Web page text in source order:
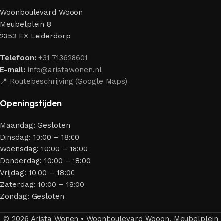
Ons assortiment bestaat uit producten van betrouwbare
merken die al jarenlang hun vakmanschap en eerlijkheid
bewijzen. Al onze leveranciers garanderen meubels van
aantrekkelijk design en optimale veiligheid — zodat je
jarenlang kunt genieten van jouw interieur.
Woonboulevard Wooon
Meubelplein 8
2353 EX Leiderdorp
Telefoon: +31 713628601
E-mail: info@aristawonen.nl
📍 Routebeschrijving (Google Maps)
Openingstijden
Maandag: Gesloten
Dinsdag: 10:00 – 18:00
Woensdag: 10:00 – 18:00
Donderdag: 10:00 – 18:00
Vrijdag: 10:00 – 18:00
Zaterdag: 10:00 – 18:00
Zondag: Gesloten
© 2026 Arista Wonen • Woonboulevard Wooon, Meubelplein